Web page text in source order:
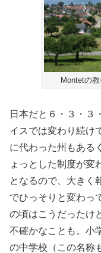
Montetの教
日本だと６・３・３
イスでは変わり続け
に代わった州もある
ょっとした制度が変
となるので、大きく
でひっそりと変わっ
の頃はこうだったけ
不確かなことも。小
の中学校（この名称